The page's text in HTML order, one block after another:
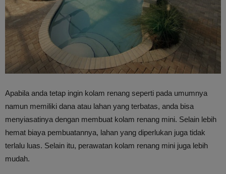
Apabila anda tetap ingin kolam renang seperti pada umumnya
namun memiliki dana atau lahan yang terbatas, anda bisa
menyiasatinya dengan membuat kolam renang mini. Selain lebih
hemat biaya pembuatannya, lahan yang diperlukan juga tidak
terlalu luas. Selain itu, perawatan kolam renang mini juga lebih
mudah.